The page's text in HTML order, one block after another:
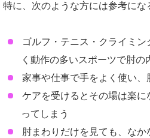
特に、次のような方には参考にな
ゴルフ・テニス・クライミン
く動作の多いスポーツで肘の
家事や仕事で手をよく使い、
ケアを受けるとその場は楽
ってしまう
肘まわりだけを見ても、な